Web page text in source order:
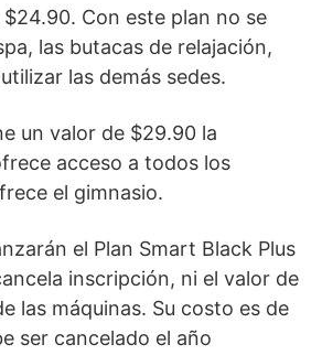
Con este plan no se
las butacas de relajación,
las demás sedes.
un valor de $29.90 la
acceso a todos los
el gimnasio.
el Plan Smart Black Plus
inscripción, ni el valor de
las máquinas. Su costo es de
ser cancelado el año